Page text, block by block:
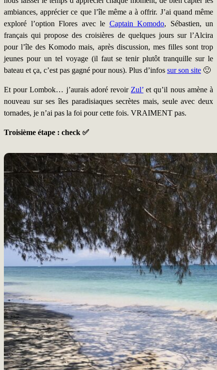
ambiances, apprécier ce que l’île même a à offrir. J’ai quand même
exploré l’option Flores avec le Captain Komodo, Sébastien, un
français qui propose des croisières de quelques jours sur l’Alcira
pour l’île des Komodo mais, après discussion, mes filles sont trop
jeunes pour un tel voyage (il faut se tenir plutôt tranquille sur le
bateau et ça, c’est pas gagné pour nous). Plus d’infos sur son site 🙂
Et pour Lombok… j’aurais adoré revoir Zul’ et qu’il nous amène à
nouveau sur ses îles paradisiaques secrètes mais, seule avec deux
tornades, je n’ai pas la foi pour cette fois. VRAIMENT pas.
Troisième étape : check ✅